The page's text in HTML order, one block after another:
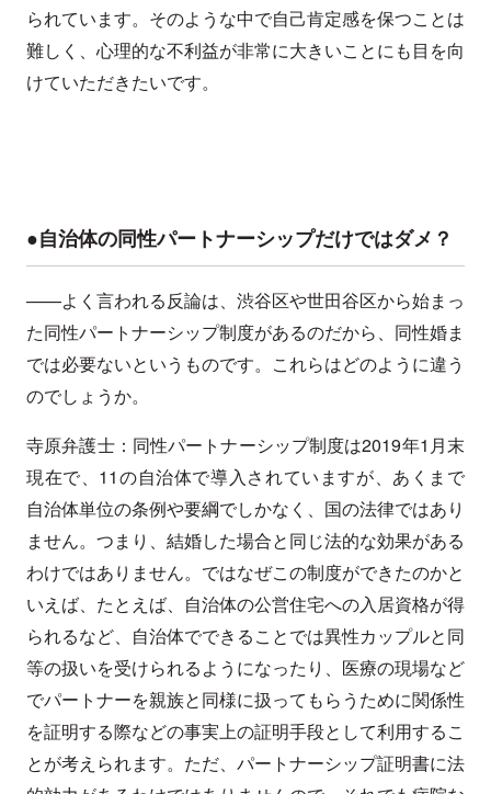
られています。そのような中で自己肯定感を保つことは
難しく、心理的な不利益が非常に大きいことにも目を向
けていただきたいです。
●自治体の同性パートナーシップだけではダメ？
——よく言われる反論は、渋谷区や世田谷区から始まっ
た同性パートナーシップ制度があるのだから、同性婚ま
では必要ないというものです。これらはどのように違う
のでしょうか。
寺原弁護士：同性パートナーシップ制度は2019年1月末
現在で、11の自治体で導入されていますが、あくまで
自治体単位の条例や要綱でしかなく、国の法律ではあり
ません。つまり、結婚した場合と同じ法的な効果がある
わけではありません。ではなぜこの制度ができたのかと
いえば、たとえば、自治体の公営住宅への入居資格が得
られるなど、自治体でできることでは異性カップルと同
等の扱いを受けられるようになったり、医療の現場など
でパートナーを親族と同様に扱ってもらうために関係性
を証明する際などの事実上の証明手段として利用するこ
とが考えられます。ただ、パートナーシップ証明書に法